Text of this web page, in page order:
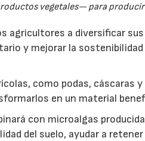
vegetales— para
agricultores a diversificar
y mejorar la
como podas, cáscaras
en un material
con microalgas
del suelo, ayudar a